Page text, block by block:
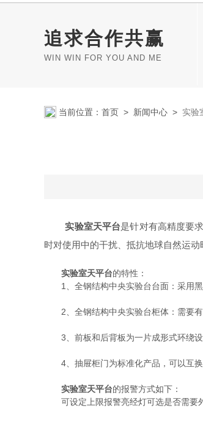
追求合作共赢
WIN WIN FOR YOU AND ME
当前位置： 首页 > 新闻中心 > 实验
实验室天平台是针对有高精度要
时对使用中的干扰、抵抗地球自然运
实验室天平台的特性：
1、全钢结构中央实验台台面：采用黑
2、全钢结构中央实验台柜体：需要有
3、前板和后背板为一片成形式环绕设
4、抽屉柜门为标准化产品，可以互换
实验室天平台的报警方式如下：
可设定上限报警亮经灯可选是否需要外